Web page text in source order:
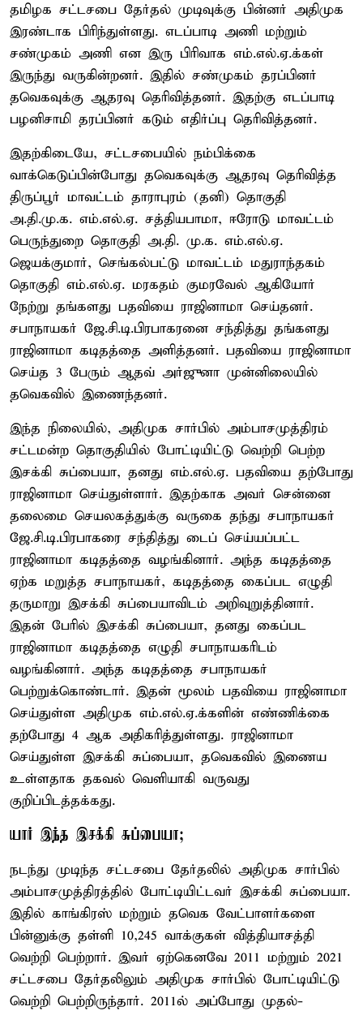
தமிழக சட்டசபை தேர்தல் முடிவுக்கு பின்னர் அதிமுக
இரண்டாக பிரிந்துள்ளது. எடப்பாடி அணி மற்றும்
சண்முகம் அணி என இரு பிரிவாக எம்.எல்.ஏ.க்கள்
இருந்து வருகின்றனர். இதில் சண்முகம் தரப்பினர்
தவெகவுக்கு ஆதரவு தெரிவித்தனர். இதற்கு எடப்பாடி
பழனிசாமி தரப்பினர் கடும் எதிர்ப்பு தெரிவித்தனர்.
இதற்கிடையே, சட்டசபையில் நம்பிக்கை
வாக்கெடுப்பின்போது தவெகவுக்கு ஆதரவு தெரிவித்த
திருப்பூர் மாவட்டம் தாராபுரம் (தனி) தொகுதி
அ.தி.மு.க. எம்.எல்.ஏ. சத்தியபாமா, ஈரோடு மாவட்டம்
பெருந்துறை தொகுதி அ.தி. மு.க. எம்.எல்.ஏ.
ஜெயக்குமார், செங்கல்பட்டு மாவட்டம் மதுராந்தகம்
தொகுதி எம்.எல்.ஏ. மரகதம் குமரவேல் ஆகியோர்
நேற்று தங்களது பதவியை ராஜினாமா செய்தனர்.
சபாநாயகர் ஜே.சி.டி.பிரபாகரனை சந்தித்து தங்களது
ராஜினாமா கடிதத்தை அளித்தனர். பதவியை ராஜினாமா
செய்த 3 பேரும் ஆதவ் அர்ஜுனா முன்னிலையில்
தவெகவில் இணைந்தனர்.
இந்த நிலையில், அதிமுக சார்பில் அம்பாசமுத்திரம்
சட்டமன்ற தொகுதியில் போட்டியிட்டு வெற்றி பெற்ற
இசக்கி சுப்பையா, தனது எம்.எல்.ஏ. பதவியை தற்போது
ராஜினாமா செய்துள்ளார். இதற்காக அவர் சென்னை
தலைமை செயலகத்துக்கு வருகை தந்து சபாநாயகர்
ஜே.சி.டி.பிரபாகரை சந்தித்து டைப் செய்யப்பட்ட
ராஜினாமா கடிதத்தை வழங்கினார். அந்த கடிதத்தை
ஏற்க மறுத்த சபாநாயகர், கடிதத்தை கைப்பட எழுதி
தருமாறு இசக்கி சுப்பையாவிடம் அறிவுறுத்தினார்.
இதன் பேரில் இசக்கி சுப்பையா, தனது கைப்பட
ராஜினாமா கடிதத்தை எழுதி சபாநாயகரிடம்
வழங்கினார். அந்த கடிதத்தை சபாநாயகர்
பெற்றுக்கொண்டார். இதன் மூலம் பதவியை ராஜினாமா
செய்துள்ள அதிமுக எம்.எல்.ஏ.க்களின் எண்ணிக்கை
தற்போது 4 ஆக அதிகரித்துள்ளது. ராஜினாமா
செய்துள்ள இசக்கி சுப்பையா, தவெகவில் இணைய
உள்ளதாக தகவல் வெளியாகி வருவது
குறிப்பிடத்தக்கது.
யார் இந்த இசக்கி சுப்பையா;
நடந்து முடிந்த சட்டசபை தேர்தலில் அதிமுக சார்பில்
அம்பாசமுத்திரத்தில் போட்டியிட்டவர் இசக்கி சுப்பையா.
இதில் காங்கிரஸ் மற்றும் தவெக வேட்பாளர்களை
பின்னுக்கு தள்ளி 10,245 வாக்குகள் வித்தியாசத்தி
வெற்றி பெற்றார். இவர் ஏற்கெனவே 2011 மற்றும் 2021
சட்டசபை தேர்தலிலும் அதிமுக சார்பில் போட்டியிட்டு
வெற்றி பெற்றிருந்தார். 2011ல் அப்போது முதல்-